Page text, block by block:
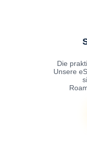
Die
Unsere